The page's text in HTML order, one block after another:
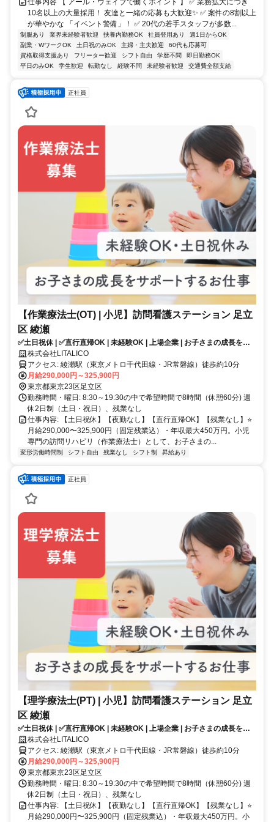
仕事内容 【 アール・ウェイブで働くポイント 】 ✅ 業務拡大につき
10名以上の大量採用！ 友達と一緒の応募も大歓迎✨ ✅ 案件の8割以上
が華やかな 「イベント警備」！ ✅ 20代の若手スタッフが多数...
制服あり 業界未経験者歓迎 扶養内勤務OK 社員登用あり
週1日からOK
副業・WワークOK
土日祝のみOK 主婦・主夫歓迎
60代も応募可
資格取得支援あり
フリーター歓迎 シフト自由 学歴不問
即日勤務OK
平日のみOK
学生歓迎 転勤なし 経験不問 未経験者歓迎 交通費全額支給
正社員
【作業療法士(OT) | 小児】訪問看護ステーション 足立
区 綾瀬
✅土日祝休 | ✅直行直帰OK | 未経験OK | 上場企業 | お子さまの成長をサ
ポートするお仕事✨
株式会社LITALICO
アクセス: 綾瀬駅（東京メトロ千代田線・JR常磐線）徒歩約10分
月給290,000円～325,900円
東京都東京23区足立区
勤務時間・曜日: 8:30～19:30の中で希望時間で8時間（休憩60分) 週
休2日制（土日・祝日）、残業なし
仕事内容: 【土日祝休】【夜勤なし】【直行直帰OK】【残業なし】⭐️
月給290,000〜325,900円（固定残業込）・年収最大450万円。小児
専門の訪問リハビリ（作業療法士）として、お子さまの...
変形労働時間制 シフト自由 残業なし シフト制 昇給あり
正社員
【理学療法士(PT) | 小児】訪問看護ステーション 足立
区 綾瀬
✅土日祝休 | ✅直行直帰OK | 未経験OK | 上場企業 | お子さまの成長をサ
ポートするお仕事✨
株式会社LITALICO
アクセス: 綾瀬駅（東京メトロ千代田線・JR常磐線）徒歩約10分
月給290,000円～325,900円
東京都東京23区足立区
勤務時間・曜日: 8:30～19:30の中で希望時間で8時間（休憩60分) 週
休2日制（土日・祝日）、残業なし
仕事内容: 【土日祝休】【夜勤なし】【直行直帰OK】【残業なし】⭐️
月給290,000円〜325,900円（固定残業込）・年収最大450万円。小